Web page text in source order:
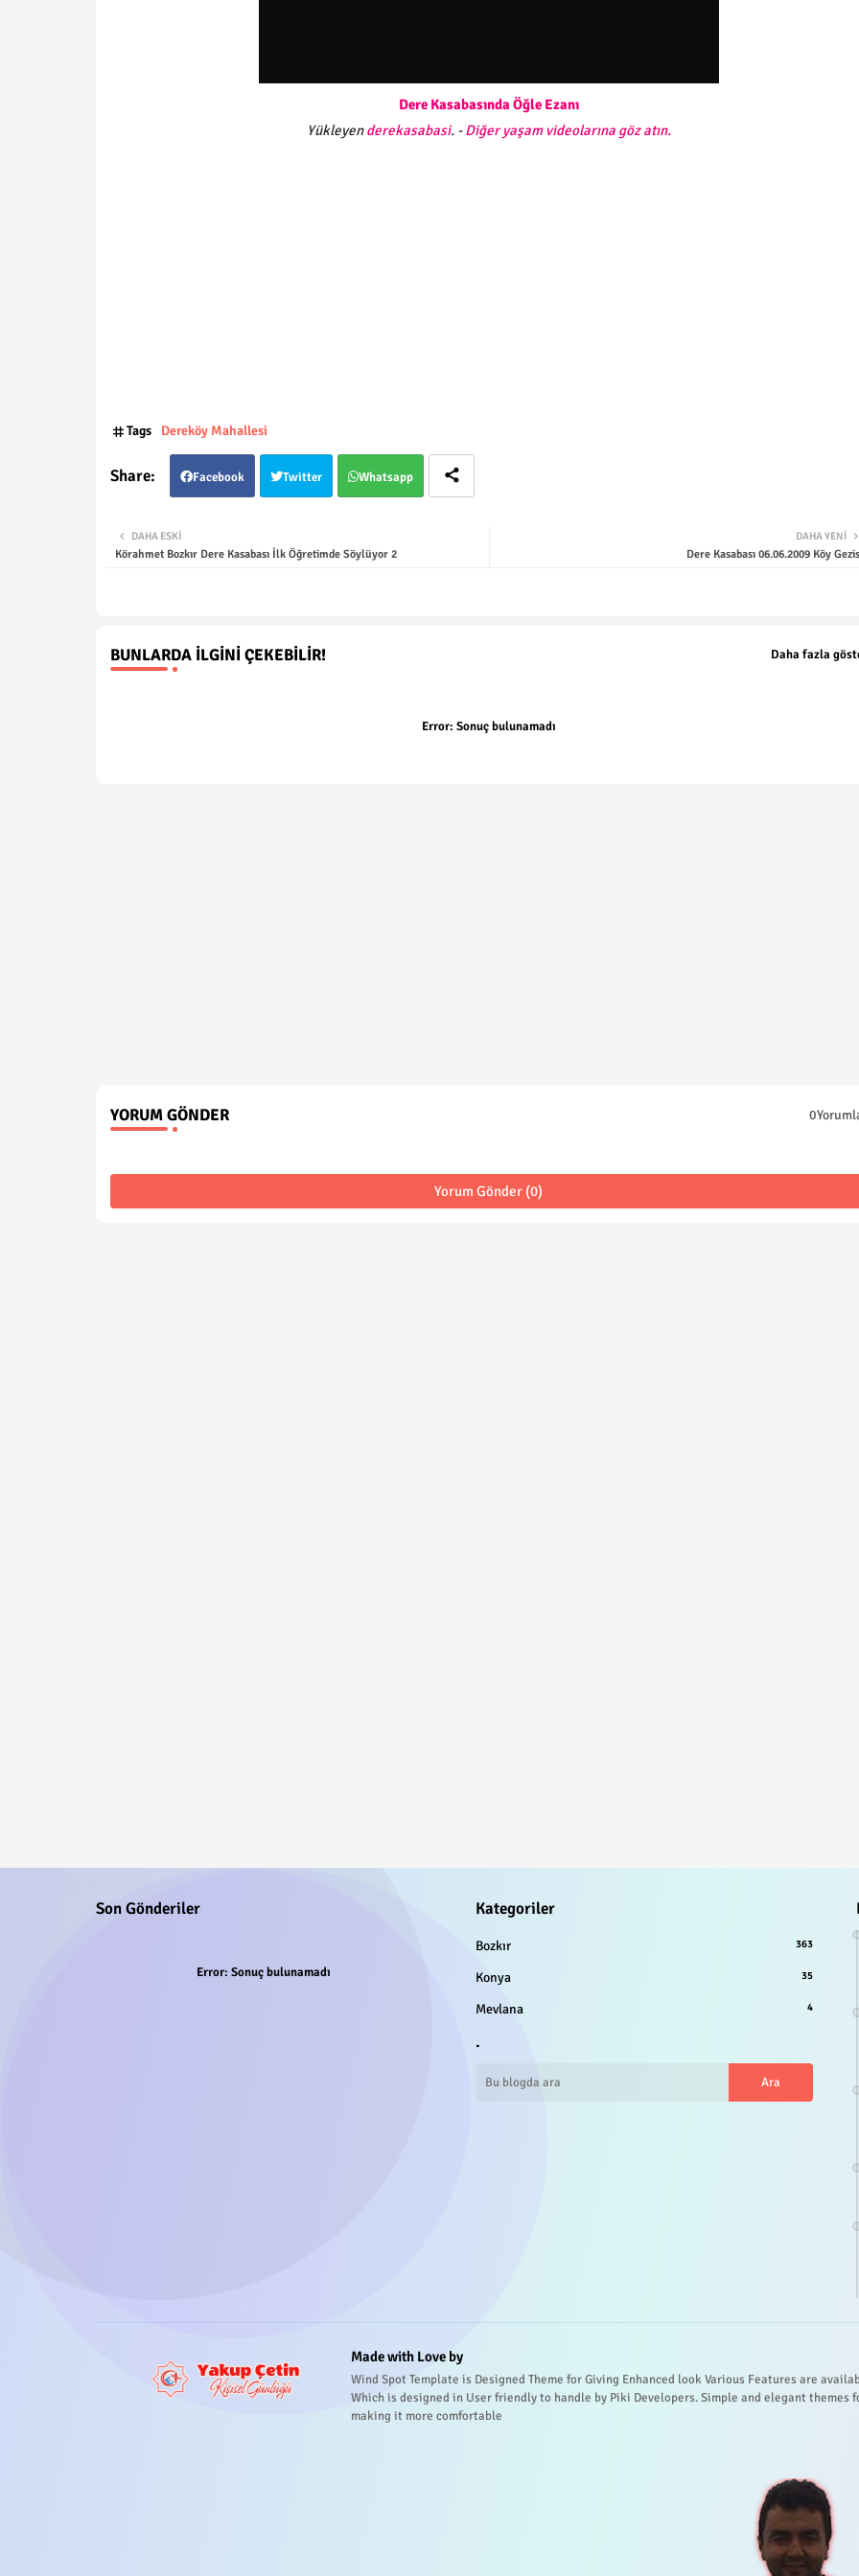
Dere Kasabasında Öğle Ezanı
Yükleyenderekasabasi. -Diğer yaşam videolarına göz atın.
Tags Dereköy Mahallesi
Facebook Twitter Whatsapp
DAHA YENI
Dere Kasabası 06.06.2009 Köy
DAHA ESKI
Körahmet Bozkır Dere Kasabası İlk Öğretimde Söylüyor 2
BUNLARDA İLGINI ÇEKEBILIR! Daha fazla
Error: Sonuç bulunamadı
YORUM GÖNDER
Yorum Gönder (0)
Son Gönderiler
Error: Sonuç bulunamadı
Kategoriler
Bozkır 363
Konya 35
Mevlana 4
.
Made with Love by
Wind Spot Template is Designed Theme for Giving Enhanced look Various Features are
Which is designed in User friendly to handle by Piki Developers. Simple and elegant themes
making it more comfortable